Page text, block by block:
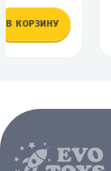
В КОРЗИНУ